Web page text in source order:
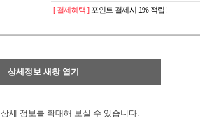
[ 결제혜택 ] 포인트 결제시 1% 적립!
상세정보 새창 열기
상세 정보를 확대해 보실 수 있습니다.